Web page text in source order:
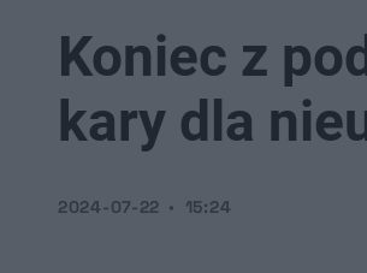
Koniec z
kary dla
2024-07-22 15:24